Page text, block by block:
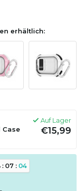
erhältlich:
Case
Auf Lager
€15,99
: 07 : 03